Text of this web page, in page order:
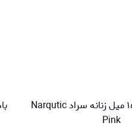
بادی اسپلش ۱۵۰ میل زنانه سراد Narqutic
Pink